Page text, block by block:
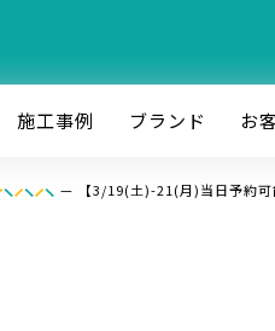
施⼯事例 ブランド お
— 【3/19(土)-21(月)当日予約